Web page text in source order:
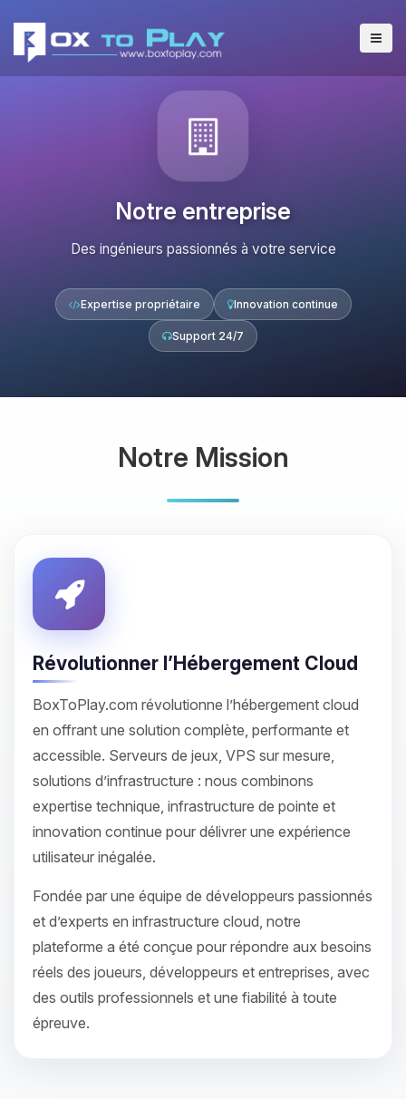
Notre entreprise
Des ingénieurs passionnés à votre service
Expertise propriétaire Innovation continue
Support 24/7
Notre Mission
Révolutionner l’Hébergement Cloud
BoxToPlay.com révolutionne l’hébergement cloud
en offrant une solution complète, performante et
accessible. Serveurs de jeux, VPS sur mesure,
solutions d’infrastructure : nous combinons
expertise technique, infrastructure de pointe et
innovation continue pour délivrer une expérience
utilisateur inégalée.
Fondée par une équipe de développeurs passionnés
et d’experts en infrastructure cloud, notre
plateforme a été conçue pour répondre aux besoins
réels des joueurs, développeurs et entreprises, avec
des outils professionnels et une fiabilité à toute
épreuve.